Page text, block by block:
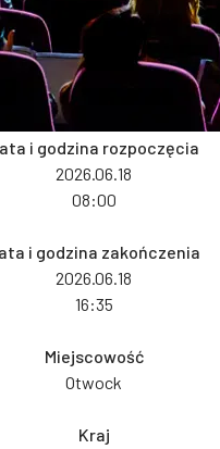
i godzina rozpoczęcia
2026.06.18
08:00
i godzina zakończenia
2026.06.18
16:35
Miejscowość
Otwock
Kraj